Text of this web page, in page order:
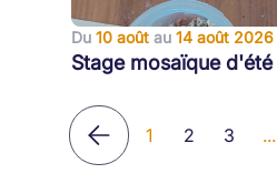
Du 10 août au 14 août 2026
Stage mosaïque d'été
1 2 3 ...